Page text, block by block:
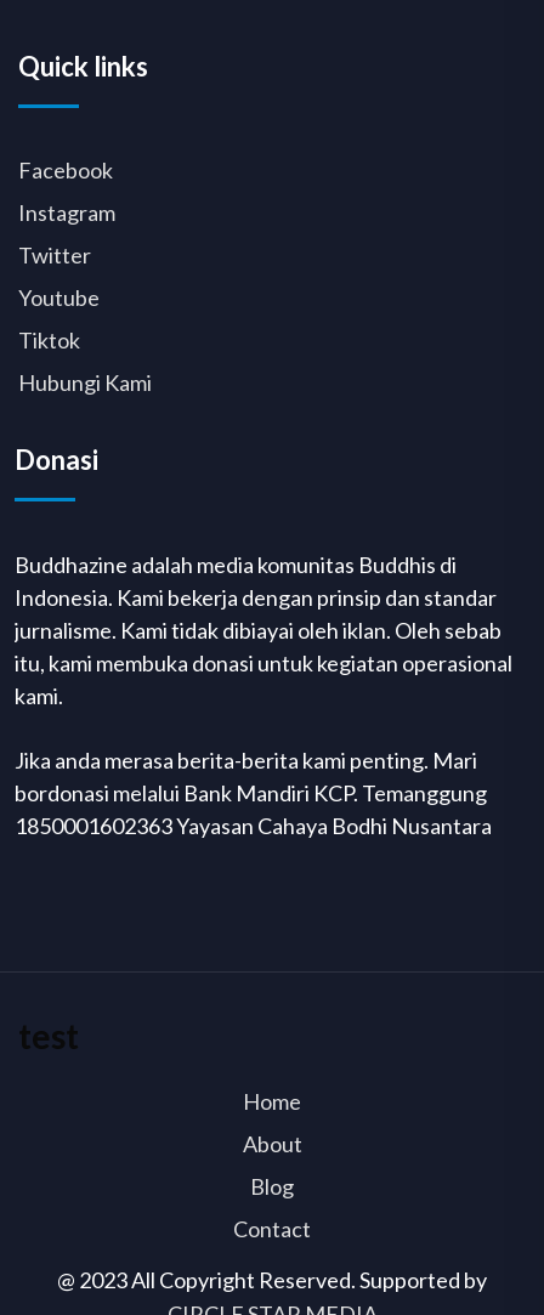
Quick links
Facebook
Instagram
Twitter
Youtube
Tiktok
Hubungi Kami
Donasi
Buddhazine adalah media komunitas Buddhis di
Indonesia. Kami bekerja dengan prinsip dan standar
jurnalisme. Kami tidak dibiayai oleh iklan. Oleh sebab
itu, kami membuka donasi untuk kegiatan operasional
kami.
Jika anda merasa berita-berita kami penting. Mari
bordonasi melalui Bank Mandiri KCP. Temanggung
1850001602363 Yayasan Cahaya Bodhi Nusantara
@ 2023 All Copyright Reserved. Supported by
test
Home
About
Blog
Contact